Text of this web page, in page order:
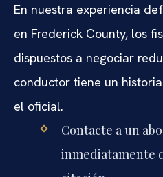
En nuestra experiencia
en Frederick County, los
dispuestos a negociar
conductor tiene un
el oficial.
Contacte a un
inmediatamente